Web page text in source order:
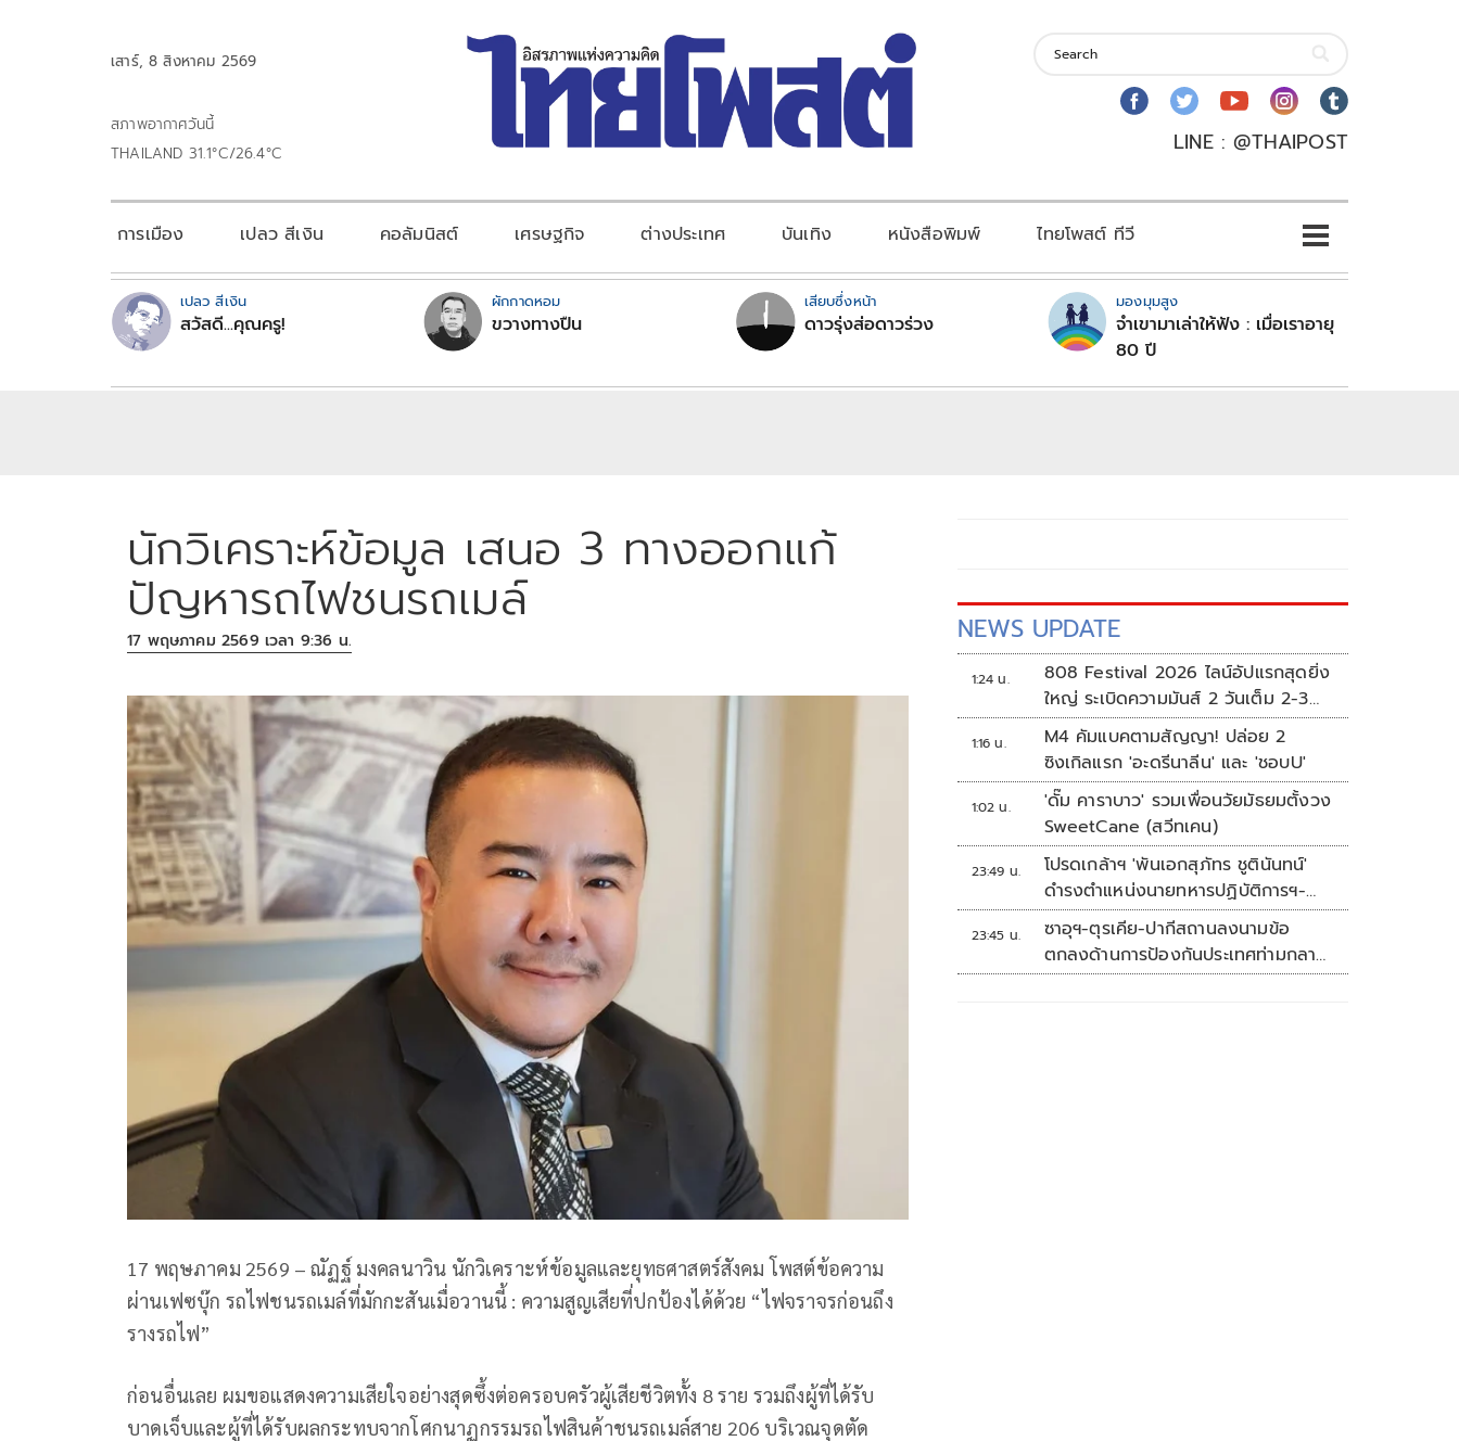
เสาร์, 8 สิงหาคม 2569
สภาพอากาศวันนี้
THAILAND 31.1°C/26.4°C
LINE : @THAIPOST
การเมือง เปลว สีเงิน คอลัมนิสต์ เศรษฐกิจ ต่างประเทศ บันเทิง หนังสือพิมพ์ ไทยโพสต์ ทีวี
เปลว สีเงิน
สวัสดี...คุณครู!
ผักกาดหอม
ขวางทางปืน
เสียบซึ่งหน้า
ดาวรุ่งส่อดาวร่วง
มองมุมสูง
จำเขามาเล่าให้ฟัง : เมื่อเราอายุ
80 ปี
นักวิเคราะห์ข้อมูล เสนอ 3 ทางออกแก้
ปัญหารถไฟชนรถเมล์
17 พฤษภาคม 2569 เวลา 9:36 น.
17 พฤษภาคม 2569 – ณัฏฐ์ มงคลนาวิน นักวิเคราะห์ข้อมูลและยุทธศาสตร์สังคม โพสต์ข้อความ
ผ่านเฟซบุ๊ก รถไฟชนรถเมล์ที่มักกะสันเมื่อวานนี้ : ความสูญเสียที่ปกป้องได้ด้วย “ไฟจราจรก่อนถึง
รางรถไฟ”
​ก่อนอื่นเลย ผมขอแสดงความเสียใจอย่างสุดซึ้งต่อครอบครัวผู้เสียชีวิตทั้ง 8 ราย รวมถึงผู้ที่ได้รับ
บาดเจ็บและผู้ที่ได้รับผลกระทบจากโศกนาฏกรรมรถไฟสินค้าชนรถเมล์สาย 206 บริเวณจุดตัด
NEWS UPDATE
1:24 น.
808 Festival 2026 ไลน์อัปแรกสุดยิ่ง
ใหญ่ ระเบิดความมันส์ 2 วันเต็ม 2-3
ต.ค.นี้
1:16 น.
M4 คัมแบคตามสัญญา! ปล่อย 2
ซิงเกิลแรก 'อะดรีนาลีน' และ 'ชอบU'
1:02 น.
'ดั๊ม คาราบาว' รวมเพื่อนวัยมัธยมตั้งวง
SweetCane (สวีทเคน)
23:49 น.
โปรดเกล้าฯ 'พันเอกสุภัทร ชูตินันทน์'
ดำรงตำแหน่งนายทหารปฏิบัติการฯ-
พระราชทานยศ 'พลตรี'
23:45 น.
ซาอุฯ-ตุรเคีย-ปากีสถานลงนามข้อ
ตกลงด้านการป้องกันประเทศท่ามกลาง
สงครามในภูมิภาค